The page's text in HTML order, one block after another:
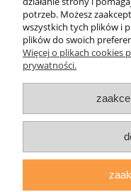
ul. Grodzka
potrzeb. Możesz
wszystkich tych plików i
plików do swoich
Więcej o plikach cookies
prywatności.